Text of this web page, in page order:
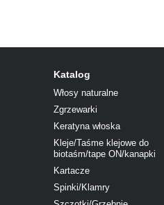
Katalog
Włosy naturalne
Zgrzewarki
Keratyna włoska
Kleje/Taśme klejowe do
biotaśm/tape ON/kanapki
Kartacze
Spinki/Klamry